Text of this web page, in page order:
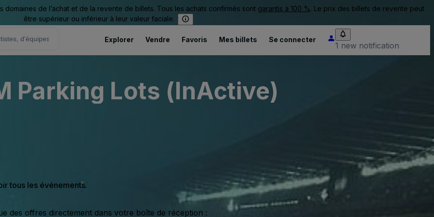
de l’achat et de la revente de billets. Tous les achats confirmés sont garantis à 100 %. Le prix des billets de revente peut
être supérieur ou inférieur à leur valeur faciale.
Explorer Vendre Favoris Mes billets Se connecter
1 new notification
Parking Lots (InActive)
tous les événements.
des offres directement dans votre boîte de réception :